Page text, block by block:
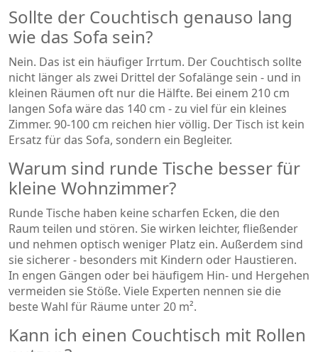
Sollte der Couchtisch genauso lang
wie das Sofa sein?
Nein. Das ist ein häufiger Irrtum. Der Couchtisch sollte
nicht länger als zwei Drittel der Sofalänge sein - und in
kleinen Räumen oft nur die Hälfte. Bei einem 210 cm
langen Sofa wäre das 140 cm - zu viel für ein kleines
Zimmer. 90-100 cm reichen hier völlig. Der Tisch ist kein
Ersatz für das Sofa, sondern ein Begleiter.
Warum sind runde Tische besser für
kleine Wohnzimmer?
Runde Tische haben keine scharfen Ecken, die den
Raum teilen und stören. Sie wirken leichter, fließender
und nehmen optisch weniger Platz ein. Außerdem sind
sie sicherer - besonders mit Kindern oder Haustieren.
In engen Gängen oder bei häufigem Hin- und Hergehen
vermeiden sie Stöße. Viele Experten nennen sie die
beste Wahl für Räume unter 20 m².
Kann ich einen Couchtisch mit Rollen